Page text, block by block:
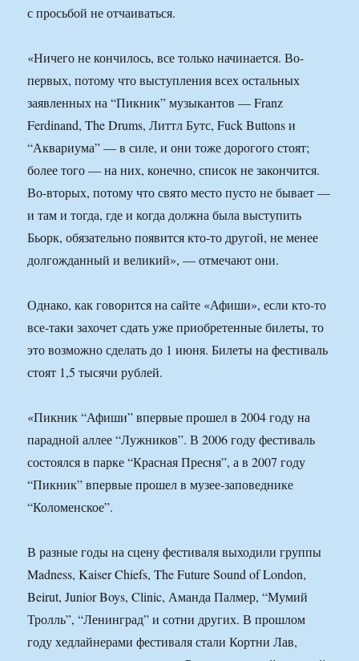
с просьбой не отчаиваться.
«Ничего не кончилось, все только начинается. Во-
первых, потому что выступления всех остальных
заявленных на “Пикник” музыкантов — Franz
Ferdinand, The Drums, Литтл Бутс, Fuck Buttons и
“Аквариума” — в силе, и они тоже дорогого стоят;
более того — на них, конечно, список не закончится.
Во-вторых, потому что свято место пусто не бывает —
и там и тогда, где и когда должна была выступить
Бьорк, обязательно появится кто-то другой, не менее
долгожданный и великий», — отмечают они.
Однако, как говорится на сайте «Афиши», если кто-то
все-таки захочет сдать уже приобретенные билеты, то
это возможно сделать до 1 июня. Билеты на фестиваль
стоят 1,5 тысячи рублей.
«Пикник “Афиши” впервые прошел в 2004 году на
парадной аллее “Лужников”. В 2006 году фестиваль
состоялся в парке “Красная Пресня”, а в 2007 году
“Пикник” впервые прошел в музее-заповеднике
“Коломенское”.
В разные годы на сцену фестиваля выходили группы
Madness, Kaiser Chiefs, The Future Sound of London,
Beirut, Junior Boys, Clinic, Аманда Палмер, “Мумий
Тролль”, “Ленинград” и сотни других. В прошлом
году хедлайнерами фестиваля стали Кортни Лав,